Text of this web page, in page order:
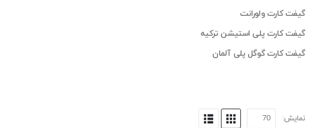
نمایش:
گیفت کارت ولورانت
گیفت کارت پلی استیشن ترکیه
گیفت کارت گوگل پلی آلمان